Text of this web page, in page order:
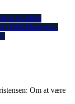
m. Ellen
i 1960Manegen -
Om at være